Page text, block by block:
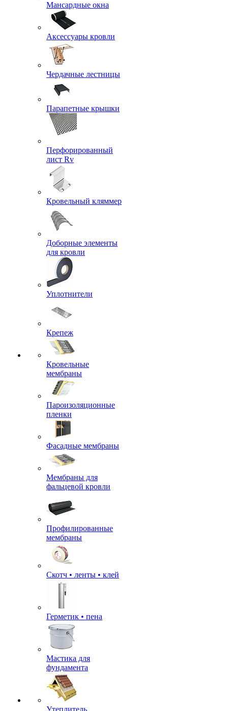
Мансардные окна
Аксессуары кровли
Чердачные лестницы
Парапетные крышки
Перфорированный
лист Rv
Кровельный кляммер
Доборные элементы
для кровли
Уплотнители
Крепеж
Кровельные
мембраны
Пароизоляционные
пленки
Фасадные мембраны
Мембраны для
фальцевой кровли
Профилированные
мембраны
Скотч • ленты • клей
Герметик • пена
Мастика для
фундамента
Утеплитель